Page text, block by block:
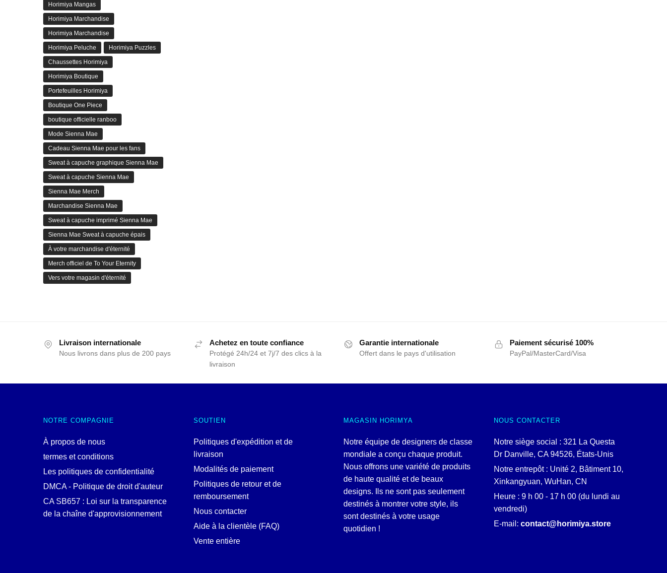
Horimiya Mangas
Horimiya Marchandise
Horimiya Marchandise
Horimiya Peluche Horimiya Puzzles
Chaussettes Horimiya
Horimiya Boutique
Portefeuilles Horimiya
Boutique One Piece
boutique officielle ranboo
Mode Sienna Mae
Cadeau Sienna Mae pour les fans
Sweat à capuche graphique Sienna Mae
Sweat à capuche Sienna Mae
Sienna Mae Merch
Marchandise Sienna Mae
Sweat à capuche imprimé Sienna Mae
Sienna Mae Sweat à capuche épais
À votre marchandise d'éternité
Merch officiel de To Your Eternity
Vers votre magasin d'éternité
Livraison internationale
Nous livrons dans plus de 200 pays
Achetez en toute confiance
Protégé 24h/24 et 7j/7 des clics à la
livraison
Garantie internationale
Offert dans le pays d'utilisation
Paiement sécurisé 100%
PayPal/MasterCard/Visa
NOTRE COMPAGNIE
À propos de nous
termes et conditions
Les politiques de confidentialité
DMCA - Politique de droit d'auteur
CA SB657 : Loi sur la transparence
de la chaîne d'approvisionnement
SOUTIEN
Politiques d'expédition et de
livraison
Modalités de paiement
Politiques de retour et de
remboursement
Nous contacter
Aide à la clientèle (FAQ)
Vente entière
MAGASIN HORIMYA
Notre équipe de designers de classe
mondiale a conçu chaque produit.
Nous offrons une variété de produits
de haute qualité et de beaux
designs. Ils ne sont pas seulement
destinés à montrer votre style, ils
sont destinés à votre usage
quotidien !
NOUS CONTACTER
Notre siège social : 321 La Questa
Dr Danville, CA 94526, États-Unis
Notre entrepôt : Unité 2, Bâtiment 10,
Xinkangyuan, WuHan, CN
Heure : 9 h 00 - 17 h 00 (du lundi au
vendredi)
E-mail: contact@horimiya.store